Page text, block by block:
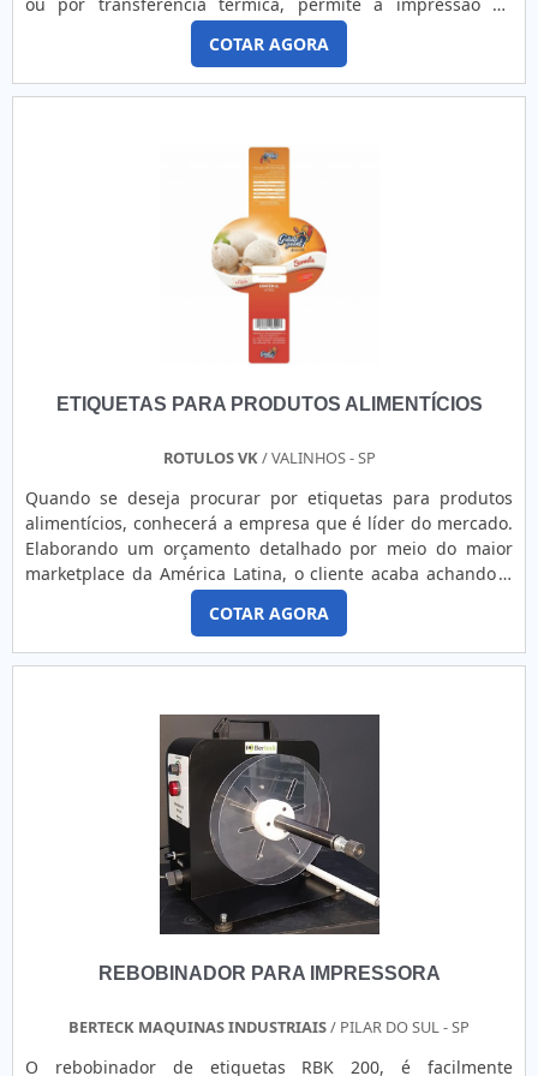
informações essenciais como nome do destinatário,
endereço, código de barras, QR code, número de pedido e
instruções de entrega. Produzida com materiais resistentes
ao atrito e ao manuseio durante o transporte, seu adesivo
em caixas, pacotes ou envelopes até a entrega final.
Disponível em tamanhos padrão do mercado, como
100x150mm, ou personalizada de acordo com o sistema
logístico utilizado. Rastreabilidade eficiente Permite
controle total do envio desde a expedição até a entrega.
Fixação segura Garante que as informações permaneçam
variáveis Ideal para impressão de etiquetas personalizadas
em tempo real. Padronização logística Facilita processos de
COTAR AGORA
ETIQUETAS PARA PRODUTOS ALIMENTÍCIOS
ROTULOS VK/ VALINHOS - SP
Quando se deseja procurar por etiquetas para produtos
alimentícios, conhecerá a empresa que é líder do mercado.
Elaborando um orçamento detalhado por meio do maior
marketplace da América Latina, o cliente acaba achando a
maior referência no mercado em seu próprio segmento.
Com a melhor mão de obra da Rótulo VK obterá excelente
custo-benefício com assessoria técnica especializada.MAIS
DETALHES IMPORTANTES SOBRE O PRODUTOAs etiquetas
importante em nossa atual sociedade. Todas as etiquetas
são facilmente aplicadas nos produtos e recebem ajuda de
uma máquina chamada etiquetadora para que o serviço se
torne mais ágil, melhorando a produção da empresa. Com
elas, é possível saber diferentes informações sobre os mais
variados tipos alimentos, por exemplo:Peso
líquido;Preço;Data de vencimento;Data de fabricação.A
Rótulo VK canaliza os recursos em oferecer aos clientes uma
estrutura com um escritório de alta qualidade, onde são
tudo para certificar que se tenha etiquetas para produtos
são a razão pela qual a Rótulo VK é altamente qualificada
COTAR AGORA
REBOBINADOR PARA IMPRESSORA
BERTECK MAQUINAS INDUSTRIAIS/ PILAR DO SUL - SP
O rebobinador de etiquetas RBK 200, é facilmente